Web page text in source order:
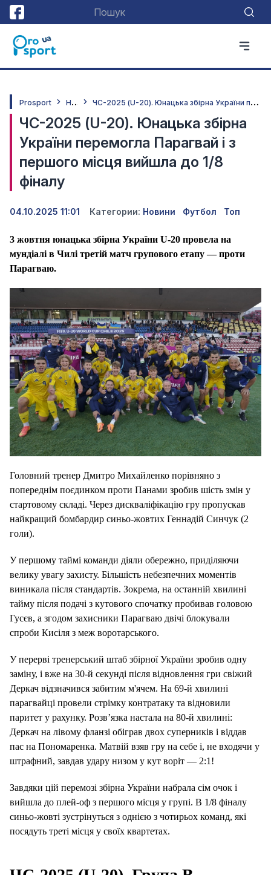
Prosport Н
овини Ч
С-2025 (U-20). Юнацька збірна України перемогла Парагвай і з першого місця вийшла до 1/8 фіналу
ЧС-2025 (U-20). Юнацька збірна
України перемогла Парагвай і з
першого місця вийшла до 1/8
фіналу
04.10.2025 11:01 Категории: Новини Футбол Топ
3 жовтня юнацька збірна України U-20 провела на
мундіалі в Чилі третій матч групового етапу — проти
Парагваю.
Головний тренер Дмитро Михайленко порівняно з
попереднім поєдинком проти Панами зробив шість змін у
стартовому складі. Через дискваліфікацію гру пропускав
найкращий бомбардир синьо-жовтих Геннадій Синчук (2
голи).
У першому таймі команди діяли обережно, приділяючи
велику увагу захисту. Більшість небезпечних моментів
виникала після стандартів. Зокрема, на останній хвилині
тайму після подачі з кутового спочатку пробивав головою
Гусєв, а згодом захисники Парагваю двічі блокували
спроби Кисіля з меж воротарського.
У перерві тренерський штаб збірної України зробив одну
заміну, і вже на 30-й секунді після відновлення гри свіжий
Деркач відзначився забитим м'ячем. На 69-й хвилині
парагвайці провели стрімку контратаку та відновили
паритет у рахунку. Розв’язка настала на 80-й хвилині:
Деркач на лівому фланзі обіграв двох суперників і віддав
пас на Пономаренка. Матвій взяв гру на себе і, не входячи у
штрафний, завдав удару низом у кут воріт — 2:1!
Завдяки цій перемозі збірна України набрала сім очок і
вийшла до плей-оф з першого місця у групі. В 1/8 фіналу
синьо-жовті зустрінуться з однією з чотирьох команд, які
посядуть треті місця у своїх квартетах.